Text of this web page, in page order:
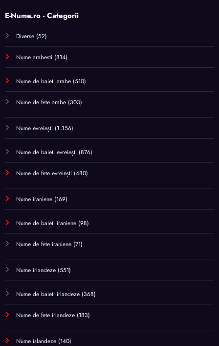
E-Nume.ro - Categorii
Diverse (52)
Nume arabesti (814)
Nume de baieti arabe (510)
Nume de fete arabe (303)
Nume evreiești (1.356)
Nume de baieti evreiești (876)
Nume de fete evreiești (480)
Nume iraniene (169)
Nume de baieti iraniene (98)
Nume de fete iraniene (71)
Nume irlandeze (551)
Nume de baieti irlandeze (368)
Nume de fete irlandeze (183)
Nume islandeze (140)